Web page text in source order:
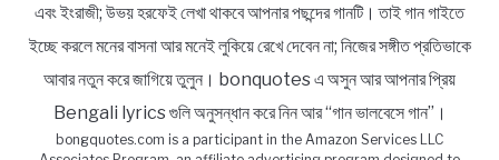
এবং ইংরাজী; উভয় হরফেই লেখা থাকবে আপনার পছন্দের গানটি। তাই গান গাইতে
ইচ্ছে করলে মনের বাসনা আর মনেই লুকিয়ে রেখে দেবেন না; নিজের সঙ্গীত প্রতিভাকে
আবার নতুন করে জাগিয়ে তুলুন। bonquotes এ অসুন আর আপনার প্রিয়
Bengali lyrics গুলি অনুসন্ধান করে নিন আর “গান ভালবেসে গান”।
bongquotes.com is a participant in the Amazon Services LLC